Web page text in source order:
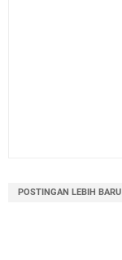
POSTINGAN LEBIH BARU